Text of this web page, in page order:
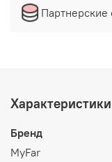
Партнерские
Характеристики
Бренд
MyFar